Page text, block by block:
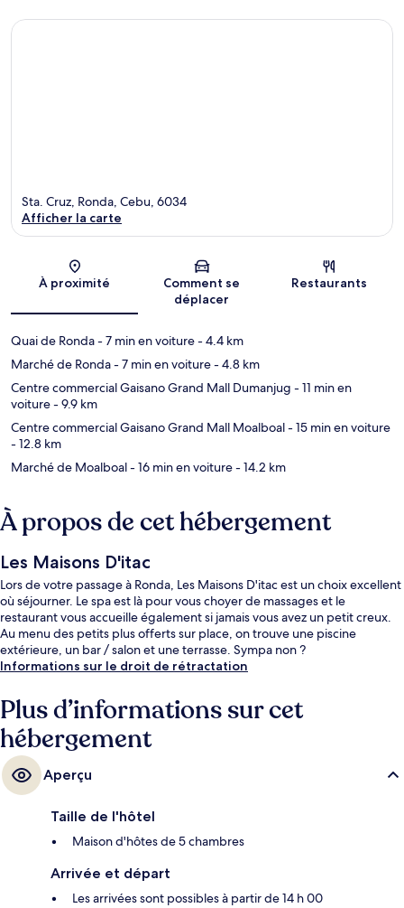
Carte
Sta. Cruz, Ronda, Cebu, 6034
Afficher la carte
À proximité
Comment se
déplacer
Restaurants
Quai de Ronda- 7 min en voiture- 4.4 km
Marché de Ronda- 7 min en voiture- 4.8 km
Centre commercial Gaisano Grand Mall Dumanjug - 11 min en
voiture- 9.9 km
Centre commercial Gaisano Grand Mall Moalboal- 15 min en voiture
- 12.8 km
Marché de Moalboal- 16 min en voiture- 14.2 km
À propos de cet hébergement
Les Maisons D'itac
Lors de votre passage à Ronda, Les Maisons D'itac est un choix excellent
où séjourner. Le spa est là pour vous choyer de massages et le
restaurant vous accueille également si jamais vous avez un petit creux.
Au menu des petits plus offerts sur place, on trouve une piscine
extérieure, un bar / salon et une terrasse. Sympa non ?
Informations sur le droit de rétractation
Plus d’informations sur cet
hébergement
Aperçu
Taille de l'hôtel
Maison d'hôtes de 5 chambres
Arrivée et départ
Les arrivées sont possibles à partir de 14 h 00